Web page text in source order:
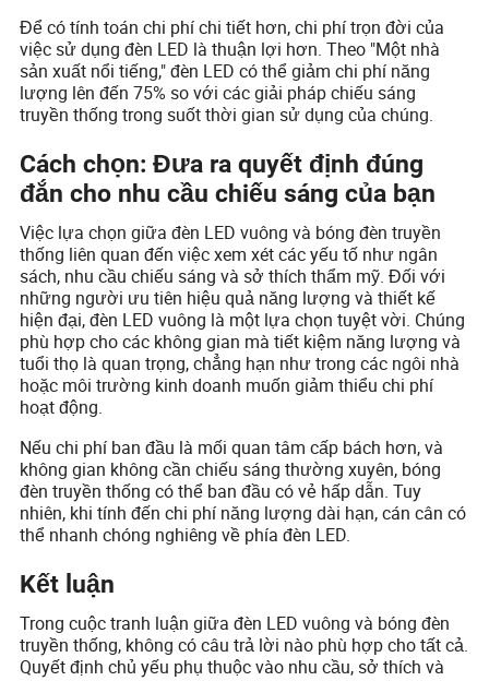
Để có tính toán chi phí chi tiết hơn, chi phí trọn đời của
việc sử dụng đèn LED là thuận lợi hơn. Theo "Một nhà
sản xuất nổi tiếng," đèn LED có thể giảm chi phí năng
lượng lên đến 75% so với các giải pháp chiếu sáng
truyền thống trong suốt thời gian sử dụng của chúng.
Cách chọn: Đưa ra quyết định đúng
đắn cho nhu cầu chiếu sáng của bạn
Việc lựa chọn giữa đèn LED vuông và bóng đèn truyền
thống liên quan đến việc xem xét các yếu tố như ngân
sách, nhu cầu chiếu sáng và sở thích thẩm mỹ. Đối với
những người ưu tiên hiệu quả năng lượng và thiết kế
hiện đại, đèn LED vuông là một lựa chọn tuyệt vời. Chúng
phù hợp cho các không gian mà tiết kiệm năng lượng và
tuổi thọ là quan trọng, chẳng hạn như trong các ngôi nhà
hoặc môi trường kinh doanh muốn giảm thiểu chi phí
hoạt động.
Nếu chi phí ban đầu là mối quan tâm cấp bách hơn, và
không gian không cần chiếu sáng thường xuyên, bóng
đèn truyền thống có thể ban đầu có vẻ hấp dẫn. Tuy
nhiên, khi tính đến chi phí năng lượng dài hạn, cán cân có
thể nhanh chóng nghiêng về phía đèn LED.
Kết luận
Trong cuộc tranh luận giữa đèn LED vuông và bóng đèn
truyền thống, không có câu trả lời nào phù hợp cho tất cả.
Quyết định chủ yếu phụ thuộc vào nhu cầu, sở thích và